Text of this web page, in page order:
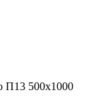
П13 500х1000